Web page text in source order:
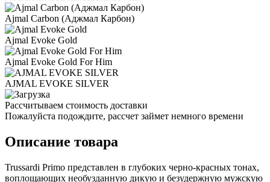
Ajmal Carbon (Аджмал Карбон)
Ajmal Evoke Gold
Ajmal Evoke Gold For Him
AJMAL EVOKE SILVER
Рассчитываем стоимость доставки
Пожалуйста подождите, рассчет займет немного времени
Описание товара
Trussardi Primo представлен в глубоких черно-красных тонах,
воплощающих необузданную дикую и безудержную мужскую